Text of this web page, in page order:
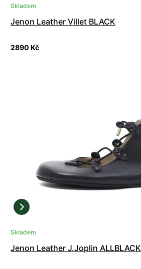
Skladem
Jenon Leather Villet BLACK
2890 Kč
Skladem
Jenon Leather J.Joplin ALLBLACK